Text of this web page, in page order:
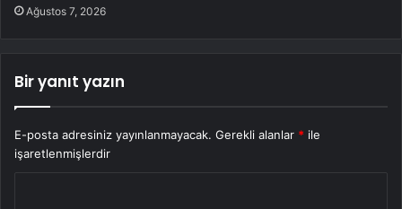
Ağustos 7, 2026
Bir yanıt yazın
E-posta adresiniz yayınlanmayacak. Gerekli alanlar * ile
işaretlenmişlerdir